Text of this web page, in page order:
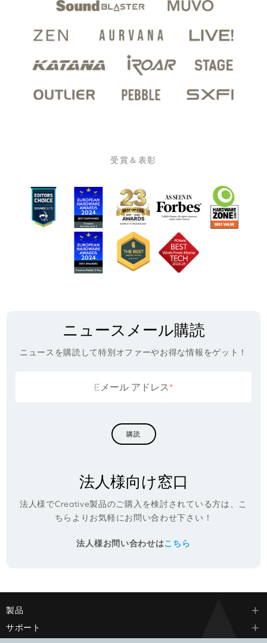
受賞＆表彰
ニュースメール購読
ニュースを購読して特別オファーやお得な情報をゲット！
Eメール アドレス*
法人様向け窓口
法人様でCreative製品のご購入を検討されている方は、こ
ちらよりお気軽にお問い合わせ下さい！
法人様お問い合わせはこちら
製品
サポート